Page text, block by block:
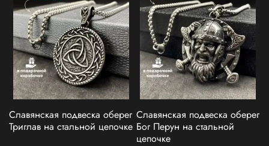
Славянская подвеска оберег
Триглав на стальной цепочке
Славянская подвеска оберег
Бог Перун на стальной
цепочке